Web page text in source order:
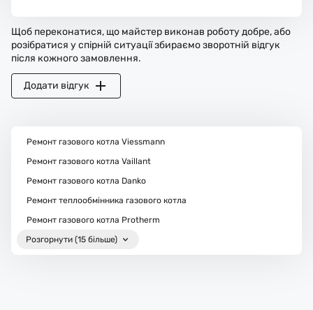
Щоб переконатися, що майстер виконав роботу добре, або
розібратися у спірній ситуації збираємо зворотній відгук
після кожного замовлення.
Додати відгук
Ремонт газового котла Viessmann
Ремонт газового котла Vaillant
Ремонт газового котла Danko
Ремонт теплообмінника газового котла
Ремонт газового котла Protherm
Розгорнути (15 більше)